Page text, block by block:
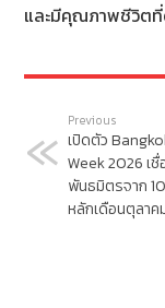
และมีคุณภาพชีวิตที่
Previous
เปิดตัว
Week 2026 เชื่
พันธมิตรจาก
หลักเดือนตุลาค